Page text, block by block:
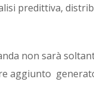
predittiva,
non sarà
aggiunto